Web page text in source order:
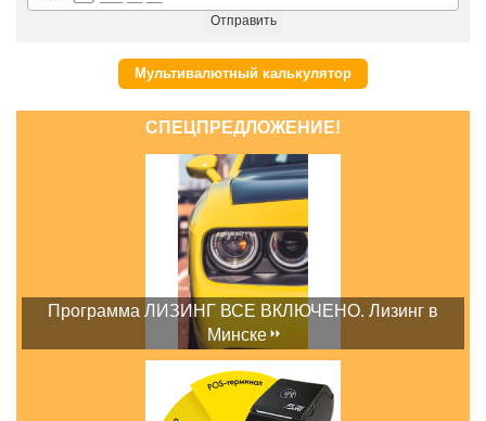
Отправить
Мультивалютный калькулятор
СПЕЦПРЕДЛОЖЕНИЕ!
Программа ЛИЗИНГ ВСЕ ВКЛЮЧЕНО. Лизинг в
Минске